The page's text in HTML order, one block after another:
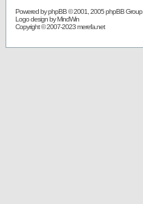
Powered byphpBB© 2001, 2005 phpBB Group
Logo design by MindWin
Copyright © 2007-2023 merefa.net